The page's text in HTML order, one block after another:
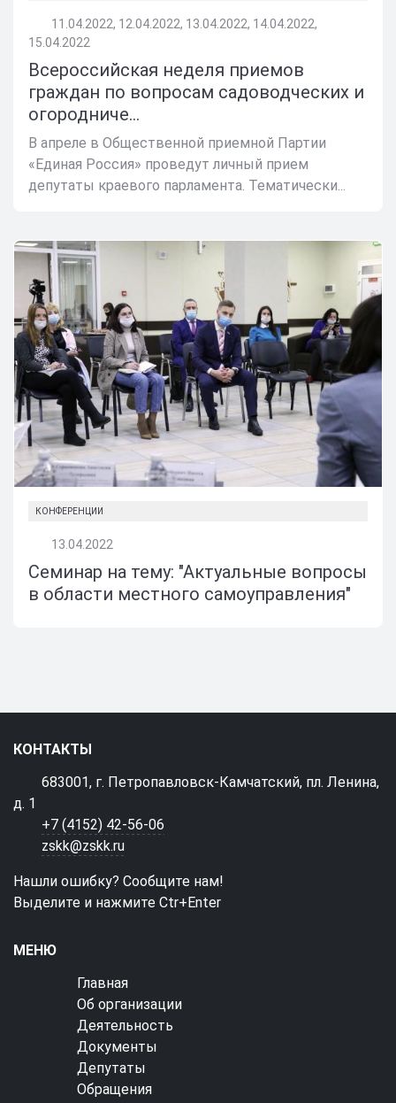
11.04.2022, 12.04.2022, 13.04.2022, 14.04.2022,
15.04.2022
Всероссийская неделя приемов
граждан по вопросам садоводческих и
огородниче...
В апреле в Общественной приемной Партии
«Единая Россия» проведут личный прием
депутаты краевого парламента. Тематически...
КОНФЕРЕНЦИИ
13.04.2022
Семинар на тему: "Актуальные вопросы
в области местного самоуправления"
КОНТАКТЫ
683001, г. Петропавловск-Камчатский, пл. Ленина,
д. 1
+7 (4152) 42-56-06
zskk@zskk.ru
Нашли ошибку? Сообщите нам!
Выделите и нажмите Ctr+Enter
МЕНЮ
Главная
Об организации
Деятельность
Документы
Депутаты
Обращения